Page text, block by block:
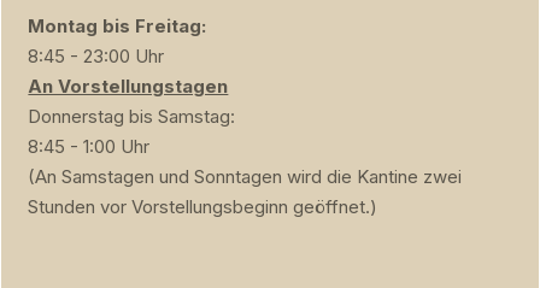
Montag bis Freitag:
8:45 - 23:00 Uhr
An Vorstellungstagen
Donnerstag bis Samstag:
8:45 - 1:00 Uhr
(An Samstagen und Sonntagen wird die Kantine zwei
Stunden vor Vorstellungsbeginn geöffnet.)